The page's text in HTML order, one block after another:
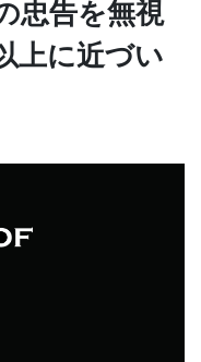
忠告を無視
上に近づい